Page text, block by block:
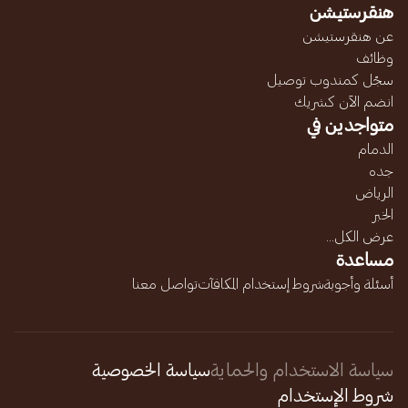
هنقرستيشن
عن هنقرستيشن
وظائف
سجّل كمندوب توصيل
انضم الآن كشريك
متواجدين في
الدمام
جده
الرياض
الخبر
عرض الكل...
مساعدة
أسئلة وأجوبةشروط إستخدام المكافآتتواصل معنا
سياسة الاستخدام والحمايةسياسة الخصوصية
شروط الإستخدام